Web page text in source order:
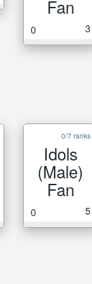
Fan
0 3
0/7 ranks
Idols
(Male)
Fan
0 5